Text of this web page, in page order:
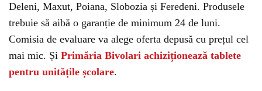
Deleni, Maxut, Poiana, Slobozia și Feredeni. Produsele
trebuie să aibă o garanție de minimum 24 de luni.
Comisia de evaluare va alege oferta depusă cu prețul cel
mai mic. Și Primăria Bivolari achiziționează tablete
pentru unitățile școlare.